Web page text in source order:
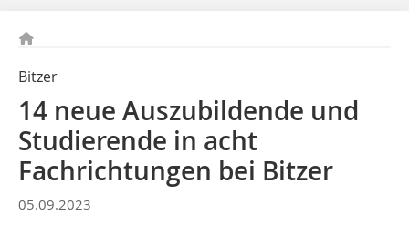
Bitzer
14 neue Auszubildende und
Studierende in acht
Fachrichtungen bei Bitzer
05.09.2023